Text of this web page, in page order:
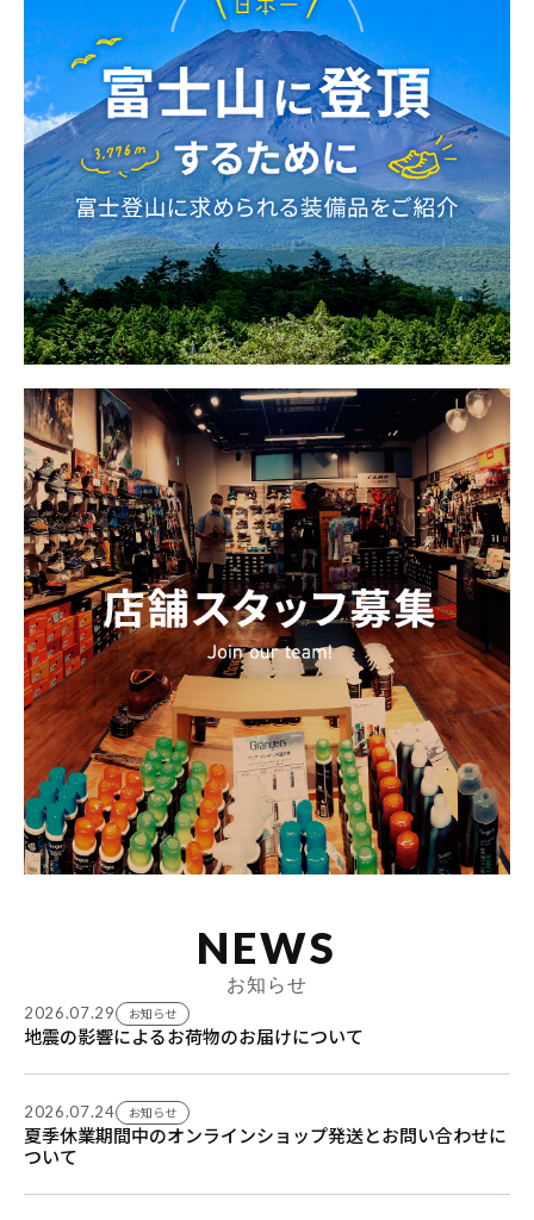
NEWS
お知らせ
2026.07.29 お知らせ
地震の影響によるお荷物のお届けについて
2026.07.24 お知らせ
夏季休業期間中のオンラインショップ発送とお問い合わせに
ついて